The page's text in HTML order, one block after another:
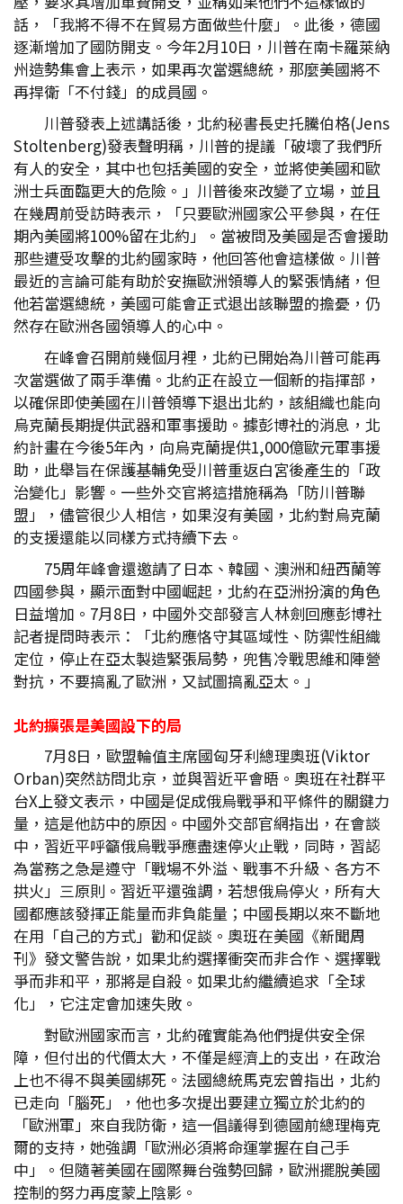
話，「我將不得不在貿易方面做些什麼」。此後，德國
逐漸增加了國防開支。今年2月10日，川普在南卡羅萊納
州造勢集會上表示，如果再次當選總統，那麼美國將不
再捍衛「不付錢」的成員國。
川普發表上述講話後，北約秘書長史托騰伯格(Jens
Stoltenberg)發表聲明稱，川普的提議「破壞了我們所
有人的安全，其中也包括美國的安全，並將使美國和歐
洲士兵面臨更大的危險。」川普後來改變了立場，並且
在幾周前受訪時表示，「只要歐洲國家公平參與，在任
期內美國將100%留在北約」。當被問及美國是否會援助
那些遭受攻擊的北約國家時，他回答他會這樣做。川普
最近的言論可能有助於安撫歐洲領導人的緊張情緒，但
他若當選總統，美國可能會正式退出該聯盟的擔憂，仍
然存在歐洲各國領導人的心中。
在峰會召開前幾個月裡，北約已開始為川普可能再
次當選做了兩手準備。北約正在設立一個新的指揮部，
以確保即使美國在川普領導下退出北約，該組織也能向
烏克蘭長期提供武器和軍事援助。據彭博社的消息，北
約計畫在今後5年內，向烏克蘭提供1,000億歐元軍事援
助，此舉旨在保護基輔免受川普重返白宮後產生的「政
治變化」影響。一些外交官將這措施稱為「防川普聯
盟」，儘管很少人相信，如果沒有美國，北約對烏克蘭
的支援還能以同樣方式持續下去。
75周年峰會還邀請了日本、韓國、澳洲和紐西蘭等
四國參與，顯示面對中國崛起，北約在亞洲扮演的角色
日益增加。7月8日，中國外交部發言人林劍回應彭博社
記者提問時表示：「北約應恪守其區域性、防禦性組織
定位，停止在亞太製造緊張局勢，兜售冷戰思維和陣營
對抗，不要搞亂了歐洲，又試圖搞亂亞太。」
北約擴張是美國設下的局
7月8日，歐盟輪值主席國匈牙利總理奧班(Viktor
Orban)突然訪問北京，並與習近平會晤。奧班在社群平
台X上發文表示，中國是促成俄烏戰爭和平條件的關鍵力
量，這是他訪中的原因。中國外交部官網指出，在會談
中，習近平呼籲俄烏戰爭應盡速停火止戰，同時，習認
為當務之急是遵守「戰場不外溢、戰事不升級、各方不
拱火」三原則。習近平還強調，若想俄烏停火，所有大
國都應該發揮正能量而非負能量；中國長期以來不斷地
在用「自己的方式」勸和促談。奧班在美國《新聞周
刊》發文警告說，如果北約選擇衝突而非合作、選擇戰
爭而非和平，那將是自殺。如果北約繼續追求「全球
化」，它注定會加速失敗。
對歐洲國家而言，北約確實能為他們提供安全保
障，但付出的代價太大，不僅是經濟上的支出，在政治
上也不得不與美國綁死。法國總統馬克宏曾指出，北約
已走向「腦死」，他也多次提出要建立獨立於北約的
「歐洲軍」來自我防衛，這一倡議得到德國前總理梅克
爾的支持，她強調「歐洲必須將命運掌握在自己手
中」。但隨著美國在國際舞台強勢回歸，歐洲擺脫美國
控制的努力再度蒙上陰影。